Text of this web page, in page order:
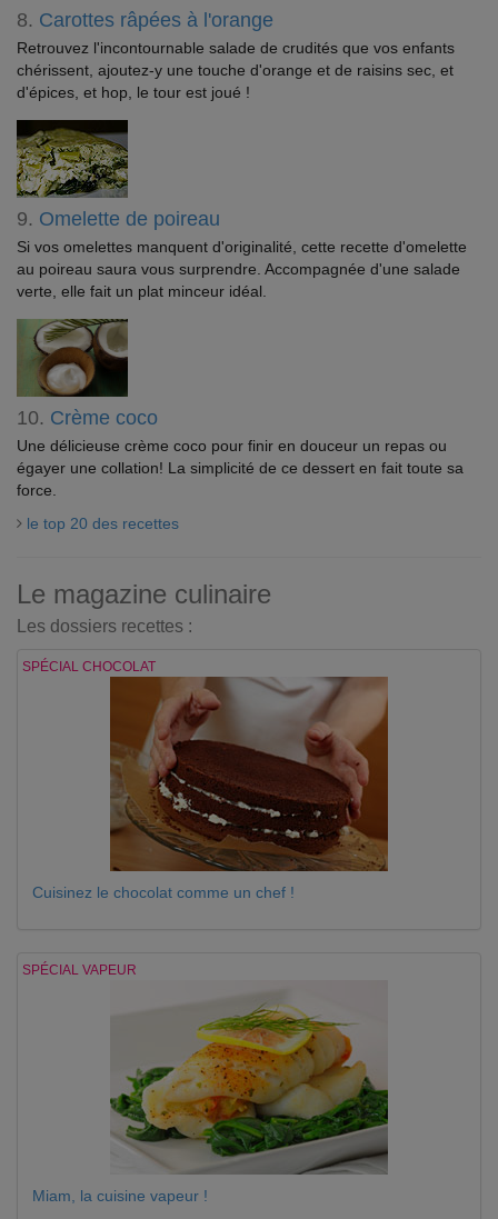
8. Carottes râpées à l'orange
Retrouvez l'incontournable salade de crudités que vos enfants
chérissent, ajoutez-y une touche d'orange et de raisins sec, et
d'épices, et hop, le tour est joué !
9. Omelette de poireau
Si vos omelettes manquent d'originalité, cette recette d'omelette
au poireau saura vous surprendre. Accompagnée d'une salade
verte, elle fait un plat minceur idéal.
10. Crème coco
Une délicieuse crème coco pour finir en douceur un repas ou
égayer une collation! La simplicité de ce dessert en fait toute sa
force.
le top 20 des recettes
Le magazine culinaire
Les dossiers recettes :
SPÉCIAL CHOCOLAT
Cuisinez le chocolat comme un chef !
SPÉCIAL VAPEUR
Miam, la cuisine vapeur !